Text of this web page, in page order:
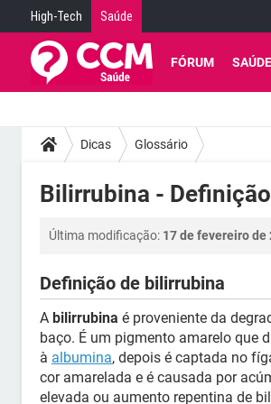
High-Tech Saúde
FÓRUM SAÚDE
Dicas Glossário
Bilirrubina - Definição
Última modificação: 17 de fevereiro de
Definição de bilirrubina
A bilirrubina é proveniente da
baço. É um pigmento amarelo que
à albumina, depois é captada no
cor amarelada e é causada por
elevada ou aumento repentina de